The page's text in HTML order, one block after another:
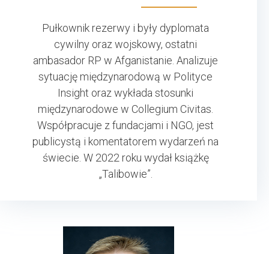
Pułkownik rezerwy i były dyplomata
cywilny oraz wojskowy, ostatni
ambasador RP w Afganistanie. Analizuje
sytuację międzynarodową w Polityce
Insight oraz wykłada stosunki
międzynarodowe w Collegium Civitas.
Współpracuje z fundacjami i NGO, jest
publicystą i komentatorem wydarzeń na
świecie. W 2022 roku wydał książkę
„Talibowie”.